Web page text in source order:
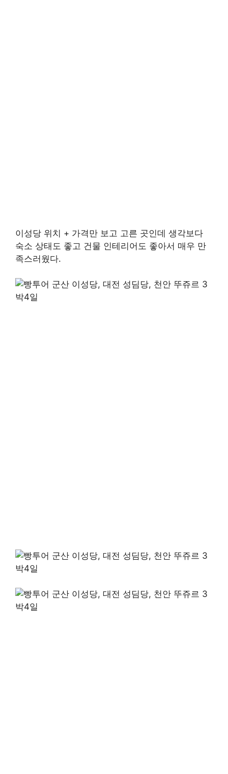
이성당 위치 + 가격만 보고 고른 곳인데 생각보다
숙소 상태도 좋고 건물 인테리어도 좋아서 매우 만
족스러웠다.